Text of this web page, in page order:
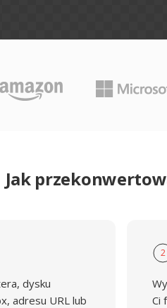
Jak
dysku
adresu URL lub
2
Ci